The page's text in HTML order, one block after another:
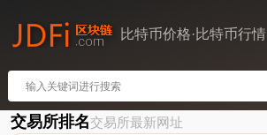
比特币价格·比特币行情
交易所排名交易所最新网址